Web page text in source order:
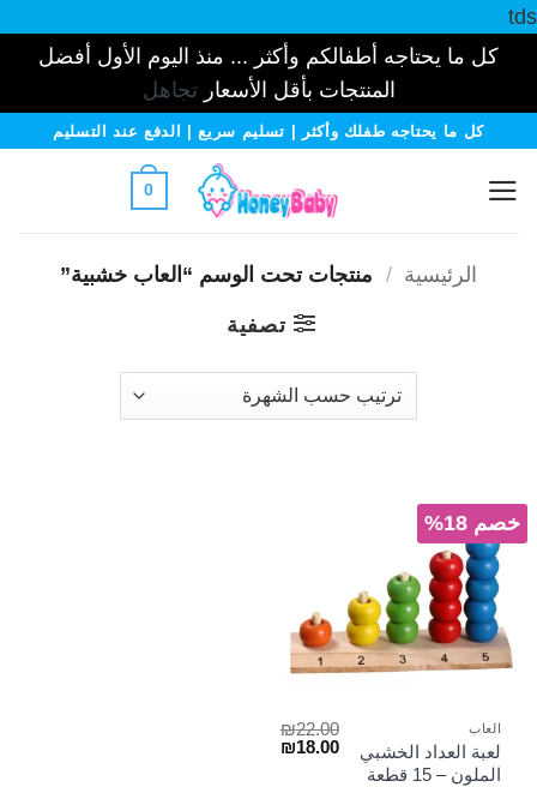
tds
كل ما يحتاجه أطفالكم وأكثر ... منذ اليوم الأول أفضل
المنتجات بأقل الأسعارتجاهل
تخطيكل ما يحتاجه طفلك وأكثر | تسليم سريع | الدفع عند التسليم
0
الرئيسية / منتجات تحت الوسم “العاب خشبية”
تصفية
خصم 18%
العاب
لعبة العداد الخشبي
الملون – 15 قطعة
₪22.00
السعر₪18.00